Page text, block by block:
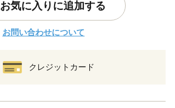
お気に入りに追加する
お問い合わせについて
クレジットカード